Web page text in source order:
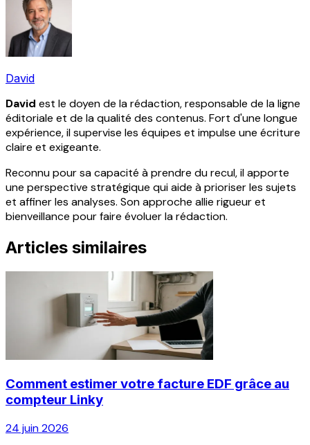
David
David est le doyen de la rédaction, responsable de la ligne
éditoriale et de la qualité des contenus. Fort d'une longue
expérience, il supervise les équipes et impulse une écriture
claire et exigeante.
Reconnu pour sa capacité à prendre du recul, il apporte
une perspective stratégique qui aide à prioriser les sujets
et affiner les analyses. Son approche allie rigueur et
bienveillance pour faire évoluer la rédaction.
Articles similaires
Comment estimer votre facture EDF grâce au
compteur Linky
24 juin 2026